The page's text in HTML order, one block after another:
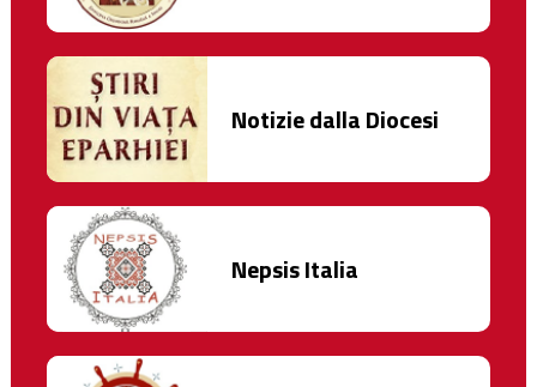
Notizie dalla Diocesi
Nepsis Italia